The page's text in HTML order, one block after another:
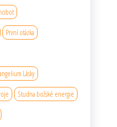
První otázka
Lásky
Studna božské energie